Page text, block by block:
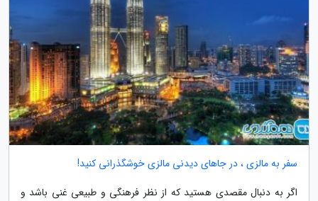
سفر به مالزی ، در جاهای دیدنی مالزی خوشگذرانی کنید!
اگر به دنبال مقصدی هستید که از نظر فرهنگی و طبیعی غنی باشد و